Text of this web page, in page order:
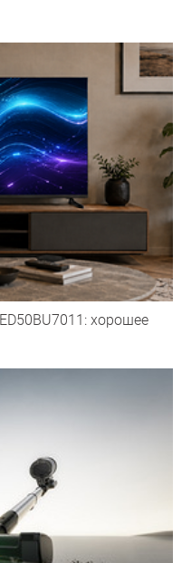
хорошее